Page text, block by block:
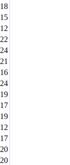
18
15
12
22
24
21
16
24
19
17
19
12
17
20
20